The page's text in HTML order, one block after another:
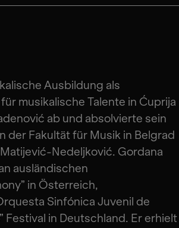
Ausbildung als
musikalische Talente in Ćuprija
ab und absolvierte sein
der Fakultät für Musik in Belgrad
Nedeljković. Gordana
ausländischen
in Österreich,
Sinfónica Juvenil de
Festival in Deutschland. Er erhielt